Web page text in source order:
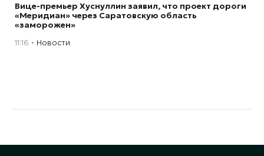
Вице-премьер Хуснуллин заявил, что проект дороги
«Меридиан» через Саратовскую область
«заморожен»
11:16 Новости